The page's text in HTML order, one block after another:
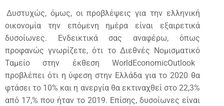
Δυστυχώς, όμως, οι προβλέψεις για την ελληνική
οικονομία την επόμενη ημέρα είναι εξαιρετικά
δυσοίωνες. Ενδεικτικά σας αναφέρω, όπως
προφανώς γνωρίζετε, ότι το Διεθνές Νομισματικό
Ταμείο στην έκθεση WorldEconomicOutlook
προβλέπει ότι η ύφεση στην Ελλάδα για το 2020 θα
φτάσει το 10% και η ανεργία θα εκτιναχθεί στο 22,3%
από 17,% που ήταν το 2019. Επίσης, δυσοίωνες είναι